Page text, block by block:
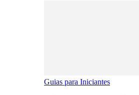
Guias para Iniciantes